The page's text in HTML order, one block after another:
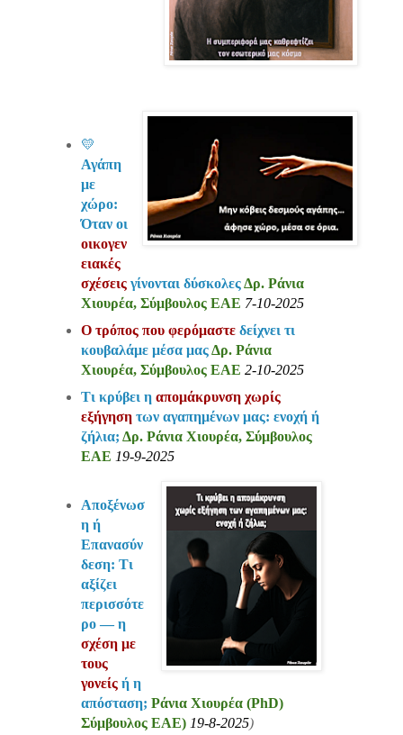
💛
Αγάπη
με
χώρο:
Όταν οι
οικογεν
ειακές
σχέσεις γίνονται δύσκολεςΔρ. Ράνια
Χιουρέα, Σύμβουλος ΕΑΕ 7-10-2025
Ο τρόπος που φερόμαστε δείχνει τι
κουβαλάμε μέσα μαςΔρ. Ράνια
Χιουρέα, Σύμβουλος ΕΑΕ 2-10-2025
Τι κρύβει η απομάκρυνση χωρίς
εξήγησητων αγαπημένων μας: ενοχή ή
ζήλια; Δρ. Ράνια Χιουρέα, Σύμβουλος
ΕΑΕ 19-9-2025
Αποξένωσ
η ή
Επανασύν
δεση: Τι
αξίζει
περισσότε
ρο — η
σχέση με
τους
γονείς ή η
απόσταση; Ράνια Χιουρέα (PhD)
Σύμβουλος ΕΑΕ) 19-8-2025)